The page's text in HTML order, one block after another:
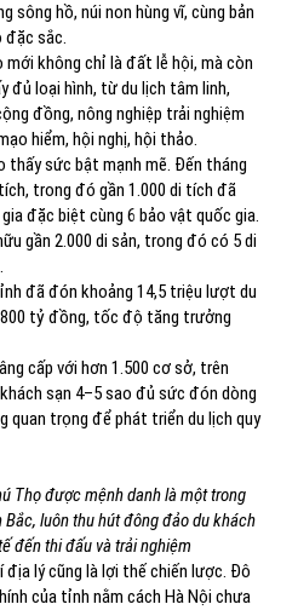
sông hồ, núi non hùng vĩ, cùng bản
đặc sắc.
mới không chỉ là đất lễ hội, mà còn
đủ loại hình, từ du lịch tâm linh,
đồng, nông nghiệp trải nghiệm
hiểm, hội nghị, hội thảo.
sức bật mạnh mẽ. Đến tháng
trong đó gần 1.000 di tích đã
đặc biệt cùng 6 bảo vật quốc gia.
gần 2.000 di sản, trong đó có 5 di
đã đón khoảng 14,5 triệu lượt du
tỷ đồng, tốc độ tăng trưởng
cấp với hơn 1.500 cơ sở, trên
sạn 4–5 sao đủ sức đón dòng
quan trọng để phát triển du lịch quy
Thọ được mệnh danh là một trong
luôn thu hút đông đảo du khách
đến thi đấu và trải nghiệm
lý cũng là lợi thế chiến lược. Đô
của tỉnh nằm cách Hà Nội chưa